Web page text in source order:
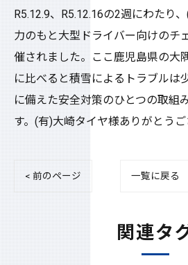
R5.12.9、R5.12.16の2週にわたり
力のもと大型ドライバー向けのチ
催されました。ここ鹿児島県の大
に比べると積雪によるトラブルは
に備えた安全対策のひとつの取組
す。(有)大崎タイヤ様ありがとうご
< 前のページ 一覧に戻る
関連タ